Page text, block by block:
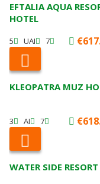
EFTALIA AQUA
HOTEL
5 UAI 7
KLEOPATRA MUZ
3 AI 7
WATER SIDE